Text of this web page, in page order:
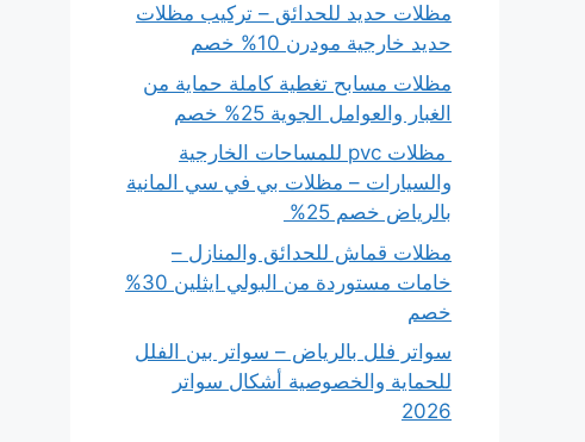
مظلات حديد للحدائق – تركيب مظلات
حديد خارجية مودرن 10% خصم
مظلات مسابح تغطية كاملة حماية من
الغبار والعوامل الجوية 25% خصم
مظلات pvc للمساحات الخارجية
والسيارات – مظلات بي في سي المانية
بالرياض خصم 25%
مظلات قماش للحدائق والمنازل –
خامات مستوردة من البولي ايثلين 30%
خصم
سواتر فلل بالرياض – سواتر بين الفلل
للحماية والخصوصية أشكال سواتر
2026